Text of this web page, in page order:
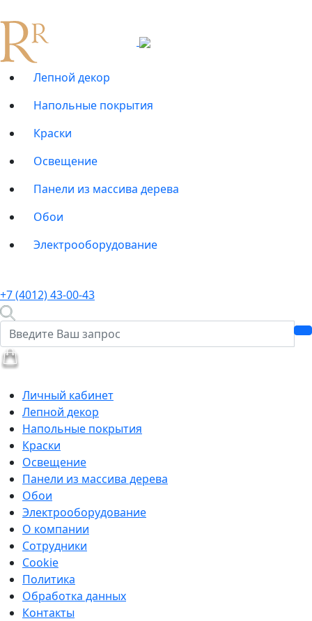
Лепной декор
Напольные покрытия
Краски
Освещение
Панели из массива дерева
Обои
Электрооборудование
+7 (4012) 43-00-43
Личный кабинет
Лепной декор
Напольные покрытия
Краски
Освещение
Панели из массива дерева
Обои
Электрооборудование
О компании
Сотрудники
Cookie
Политика
Обработка данных
Контакты